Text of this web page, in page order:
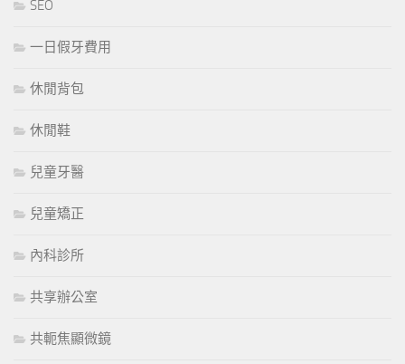
SEO
一日假牙費用
休閒背包
休閒鞋
兒童牙醫
兒童矯正
內科診所
共享辦公室
共軛焦顯微鏡